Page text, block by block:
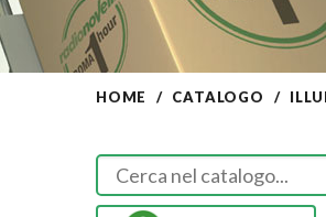
HOME CATALOGO